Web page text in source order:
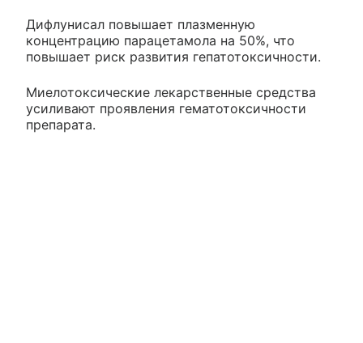
Дифлунисал повышает плазменную
концентрацию парацетамола на 50%, что
повышает риск развития гепатотоксичности.
Миелотоксические лекарственные средства
усиливают проявления гематотоксичности
препарата.